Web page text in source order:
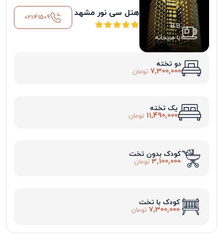
B.B
با صبحانه
هتل سی نور مشهد 021-41509
دو تخته
7,300,000 تومان
یک تخته
11,490,000 تومان
کودک بدون تخت
3,100,000 تومان
کودک با تخت
7,300,000 تومان